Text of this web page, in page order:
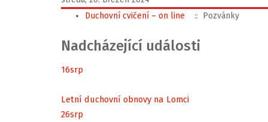
Duchovní cvičení – on line
:: Pozvánky
Nadcházející události
16srp
Letní duchovní obnovy na Lomci
26srp